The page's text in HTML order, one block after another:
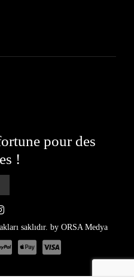
pour des
!
saklıdır. by ORSA Medya